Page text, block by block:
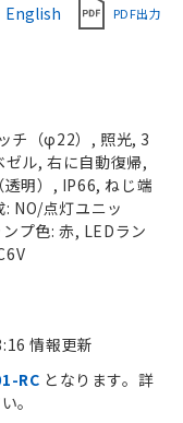
English PDF出力
チ（φ22）, 照光, 3
ゼル, 右に自動復帰,
透明）, IP66, ねじ端
NO/点灯ユニッ
プ色: 赤, LEDラン
情報更新
RC となります。詳
。